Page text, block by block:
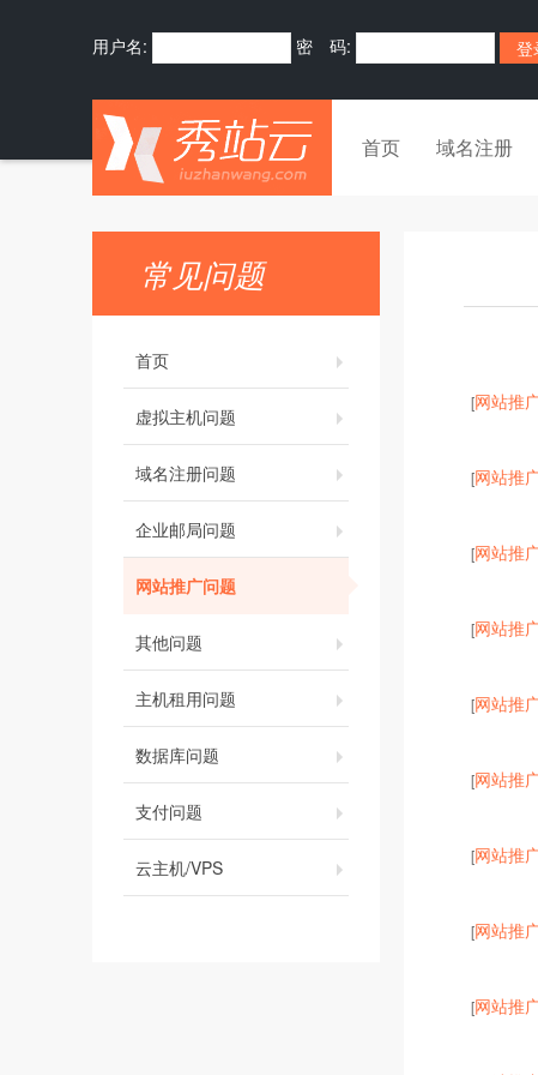
用户名: 密 码:
首页 域名注册
常见问题
首页
虚拟主机问题
域名注册问题
企业邮局问题
网站推广问题
其他问题
主机租用问题
数据库问题
支付问题
云主机/VPS
[网站推
[网站推
[网站推
[网站推
[网站推
[网站推
[网站推
[网站推
[网站推